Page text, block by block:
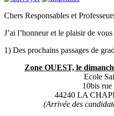
Chers Responsables et
J’ai l’honneur et le plaisir de
1) Des prochains passages de
Zone OUEST, le
Ecole
10bis rue
44240 LA
(Arrivée des